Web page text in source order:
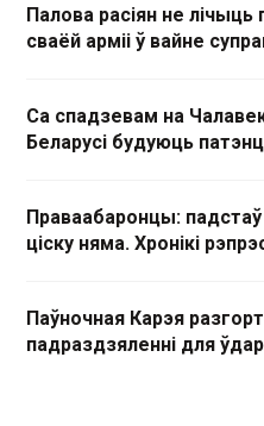
Палова расіян не
сваёй арміі ў вайне
Са спадзевам на
Беларусі будуюць
Праваабаронцы:
ціску няма. Хронікі
Паўночная Карэя
падраздзяленні для